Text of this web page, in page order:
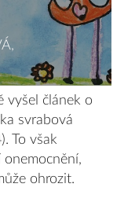
vyšel článek o
svrabová
To však
ohrozit.